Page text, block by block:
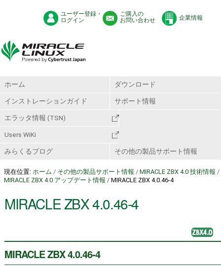
ユーザー登録・
ログイン
ご購入の
お問い合わせ
企業情報
ホーム ダウンロード
インストレーションガイド サポート情報
エラッタ情報 (TSN)
Users WiKi
みらくるブログ その他の製品サポート情報
現在位置: ホーム / その他の製品サポート情報 / MIRACLE ZBX 4.0 技術情報 /
MIRACLE ZBX 4.0 アップデート情報 / MIRACLE ZBX 4.0.46-4
MIRACLE ZBX 4.0.46-4
MIRACLE ZBX 4.0.46-4